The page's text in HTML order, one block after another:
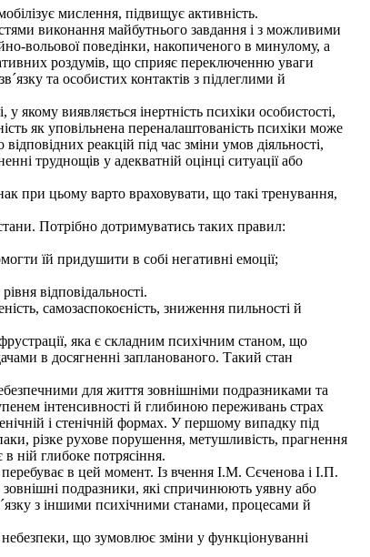
мислення, підвищує активність.
виконання майбутнього завдання і з можливими
вольової поведінки, накопиченого в минулому, а
роздумів, що сприяє переключенню уваги
та особистих контактів з підлеглими й
виявляється інертність психіки особистості,
як уповільнена переналаштованість психіки може
реакцій під час зміни умов діяльності,
труднощів у адекватній оцінці ситуації або
при цьому варто враховувати, що такі тренування,
Потрібно дотримуватись таких правил:
їй придушити в собі негативні емоції;
відповідальності.
самозаспокоєність, зниження пильності й
яка є складним психічним станом, що
в досягненні запланованого. Такий стан
для життя зовнішніми подразниками та
інтенсивності й глибиною переживань страх
і стенічній формах. У першому випадку під
різке рухове порушення, метушливість, прагнення
в ній глибоке потрясіння.
в цей момент. Із вчення І.М. Сєченова і І.П.
подразники, які спричинюють уявну або
з іншими психічними станами, процесами й
що зумовлює зміни у функціонуванні